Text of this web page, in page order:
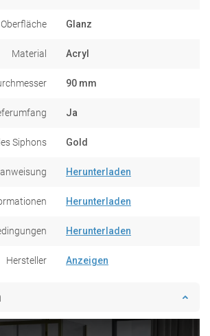
Oberfläche Glanz
Material Acryl
90 mm
Ja
Siphons Gold
Herunterladen
Herunterladen
Herunterladen
Hersteller Anzeigen